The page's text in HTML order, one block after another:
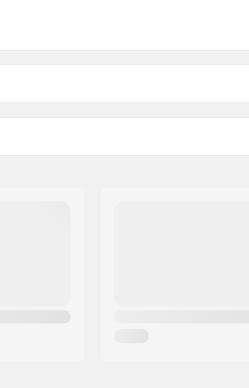
Aantal spaken:
BMX As Type: